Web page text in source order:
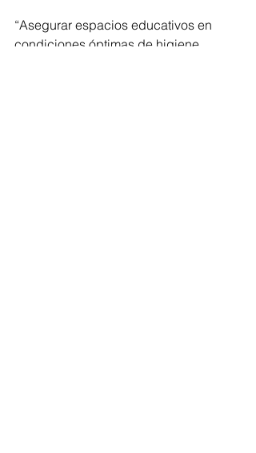
“Asegurar espacios educativos en
condiciones óptimas de higiene